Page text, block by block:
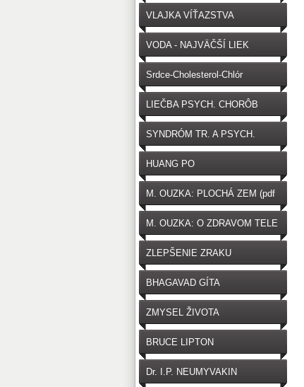
VLAJKA VÍŤAZSTVA
VODA - NAJVÄČŠÍ LIEK
Srdce-Cholesterol-Chlór
LIEČBA PSYCH. CHORÔB
SYNDRÓM TR. A PSYCH.
HUANG PO
M. OUZKA: PLOCHÁ ZEM (pdf
zdarma na stiahnutie)
M. OUZKA: O ZDRAVOM TELE
ZLEPŠENIE ZRAKU
BHAGAVAD GÍTA
ZMYSEL ŽIVOTA
BRUCE LIPTON
Dr. I.P. NEUMYVAKIN